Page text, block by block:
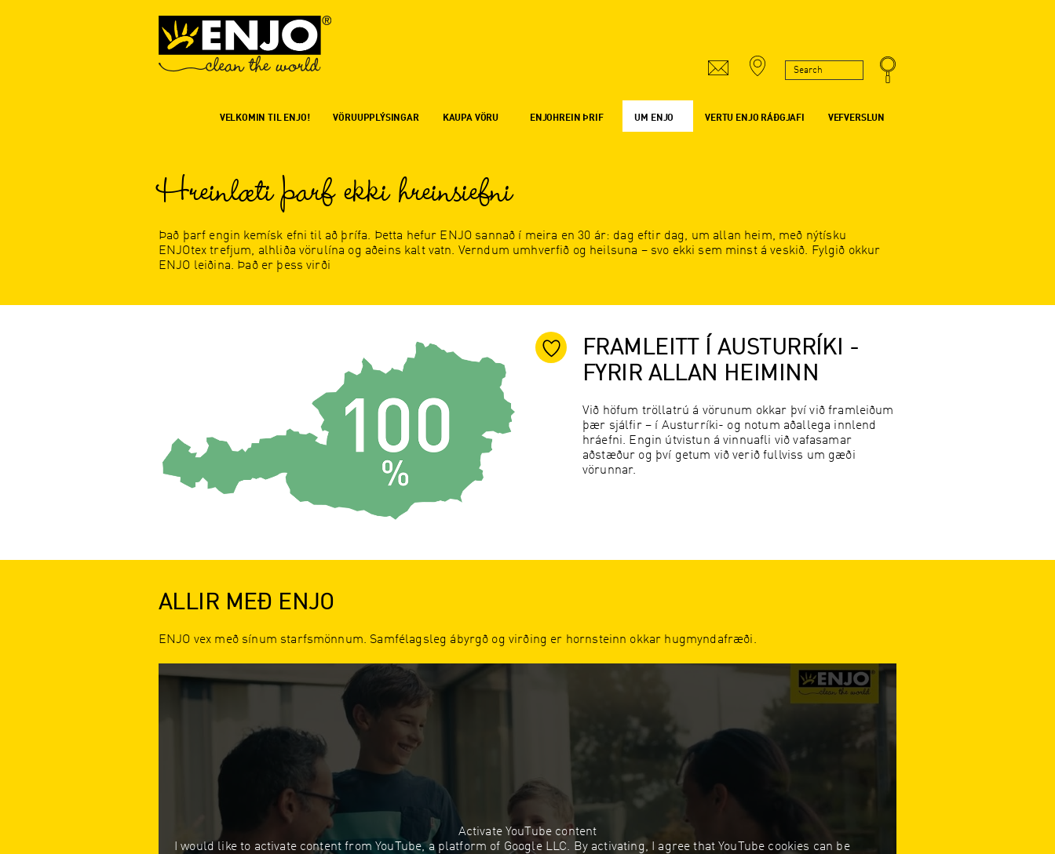
VELKOMIN TIL ENJO! VÖRUUPPLÝSINGAR KAUPA VÖRU ENJOHREIN ÞRIF UM ENJO VERTU ENJO RÁÐGJAFI VEFVERSLUN
Hreinlæti þarf ekki hreinsiefni
Það þarf engin kemísk efni til að þrífa. Þetta hefur ENJO sannað í meira en 30 ár: dag eftir dag, um allan heim, með nýtísku
ENJOtex trefjum, alhliða vörulína og aðeins kalt vatn. Verndum umhverfið og heilsuna – svo ekki sem minst á veskið. Fylgið okkur
ENJO leiðina. Það er þess virði
FRAMLEITT Í AUSTURRÍKI -
FYRIR ALLAN HEIMINN
Við höfum tröllatrú á vörunum okkar því við framleiðum
þær sjálfir – í Austurríki- og notum aðallega innlend
hráefni. Engin útvistun á vinnuafli við vafasamar
aðstæður og því getum við verið fullviss um gæði
vörunnar.
ALLIR MEÐ ENJO
ENJO vex með sínum starfsmönnum. Samfélagsleg ábyrgð og virðing er hornsteinn okkar hugmyndafræði.
Activate YouTube content
I would like to activate content from YouTube, a platform of Google LLC. By activating, I agree that YouTube cookies can be